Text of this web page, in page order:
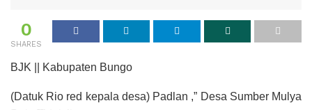
0
SHARES
BJK || Kabupaten Bungo
(Datuk Rio red kepala desa) Padlan ,” Desa Sumber Mulya